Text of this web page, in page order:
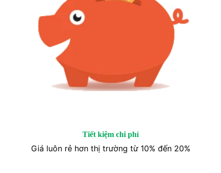
Tiết kiệm chi phí
Giá luôn rẻ hơn thị trường từ 10% đến 20%